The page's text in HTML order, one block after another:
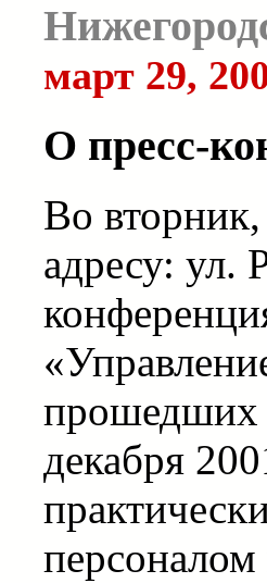
март 29,
О пресс-
Во
адресу: ул.
прошедших
декабря